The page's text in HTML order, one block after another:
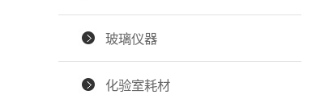
玻璃仪器
化验室耗材